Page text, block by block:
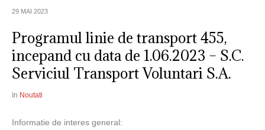
29 MAI 2023
Programul linie de transport 455,
incepand cu data de 1.06.2023 – S.C.
Serviciul Transport Voluntari S.A.
In Noutati
Informatie de interes general: